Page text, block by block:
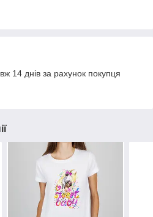
14 днів за рахунок покупця